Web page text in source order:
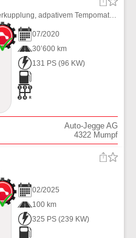
Schöner Rifter GT-Line mit Anhängerkupplung, adpativem Tempomat und div. Assistenten. Preis inkl. Ablieferungspauschale (Fahrzeug noch in Aufbereitung)
07/2020
30’600 km
131 PS (96 KW)
Auto-Jegge AG
4322 Mumpf
02/2025
100 km
325 PS (239 KW)